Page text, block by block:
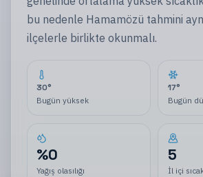
bu nedenle Hamamözü tahmini
ilçelerle birlikte okunmalı.
30°
Bugün yüksek
17°
Bugün
%0
Yağış olasılığı
5
İl içi